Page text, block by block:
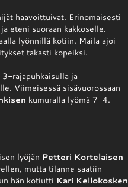
haavoittuivat. Erinomaisesti
eteni suoraan kakkoselle.
lyönnillä kotiin. Maila ajoi
takasti kopeiksi.
3-rajapuhkaisulla ja
Viimeisessä sisävuorossaan
kumuralla lyömä 7-4.
lyöjän Petteri Kortelaisen
mutta tilanne saatiin
hän kotiutti Kari Kellokosken